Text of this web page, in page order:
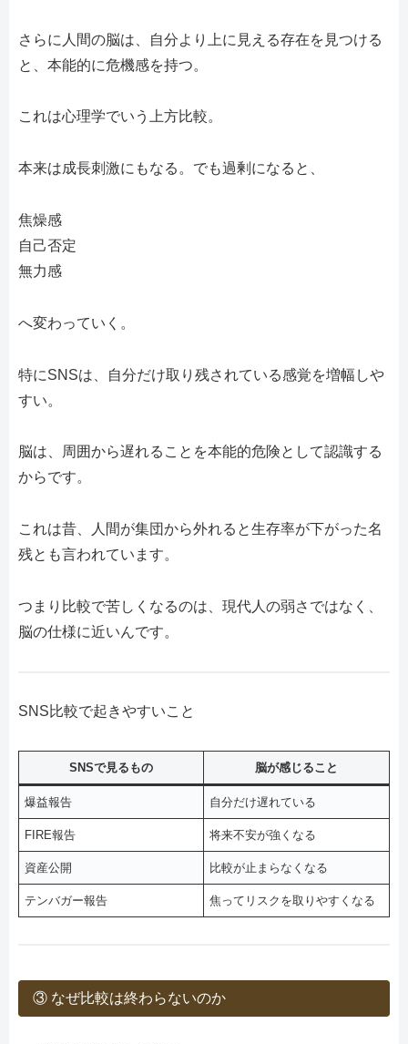
さらに人間の脳は、自分より上に見える存在を見つける
と、本能的に危機感を持つ。
これは心理学でいう上方比較。
本来は成長刺激にもなる。でも過剰になると、
焦燥感
自己否定
無力感
へ変わっていく。
特にSNSは、自分だけ取り残されている感覚を増幅しや
すい。
脳は、周囲から遅れることを本能的危険として認識する
からです。
これは昔、人間が集団から外れると生存率が下がった名
残とも言われています。
つまり比較で苦しくなるのは、現代人の弱さではなく、
脳の仕様に近いんです。
SNS比較で起きやすいこと
SNSで見るもの 脳が感じること
爆益報告 自分だけ遅れている
FIRE報告 将来不安が強くなる
資産公開 比較が止まらなくなる
テンバガー報告 焦ってリスクを取りやすくなる
③ なぜ比較は終わらないのか